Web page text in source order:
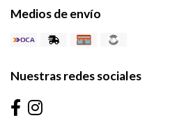
Medios de envío
Nuestras redes sociales